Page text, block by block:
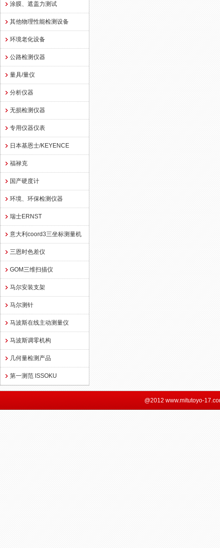
涂膜、遮盖力测试
其他物理性能检测设备
环境老化设备
公路检测仪器
量具/量仪
分析仪器
无损检测仪器
专用仪器仪表
日本基恩士/KEYENCE
福禄克
国产硬度计
环境、环保检测仪器
瑞士ERNST
意大利coord3三坐标测量机
三恩时色差仪
GOM三维扫描仪
马尔安装支架
马尔测针
马波斯在线主动测量仪
马波斯调零机构
几何量检测产品
第一测范 ISSOKU
@2012 www.mitutoyo-